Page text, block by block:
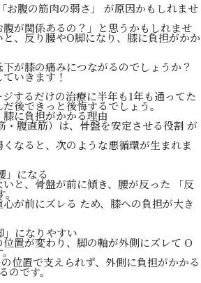
お腹の筋肉の弱さ」 が原因かもしれませ
腹が関係あるの？」と思うかもしれませ
、反り腰やO脚になり、膝に負担がかか
が膝の痛みにつながるのでしょうか？
いきます！
するだけの治療に半年も1年も通ってた
後できっと後悔するでしょう。
に負担がかかる理由
・腹直筋）は、骨盤を安定させる役割 が
なると、次のような悪循環が生まれま
」になる
と、骨盤が前に傾き、腰が反った 「反
が前にズレる ため、膝への負担が大き
になりやすい
置が変わり、脚の軸が外側にズレて O
。
位置で支えられず、外側に負担がかかる
のです。